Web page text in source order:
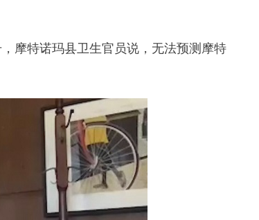
摩特诺玛县卫生官员说，无法预测摩特